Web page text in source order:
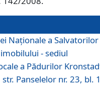
Naționale a Salvatorilor
- sediul
a Pădurilor
Panselelor nr. 23, bl.